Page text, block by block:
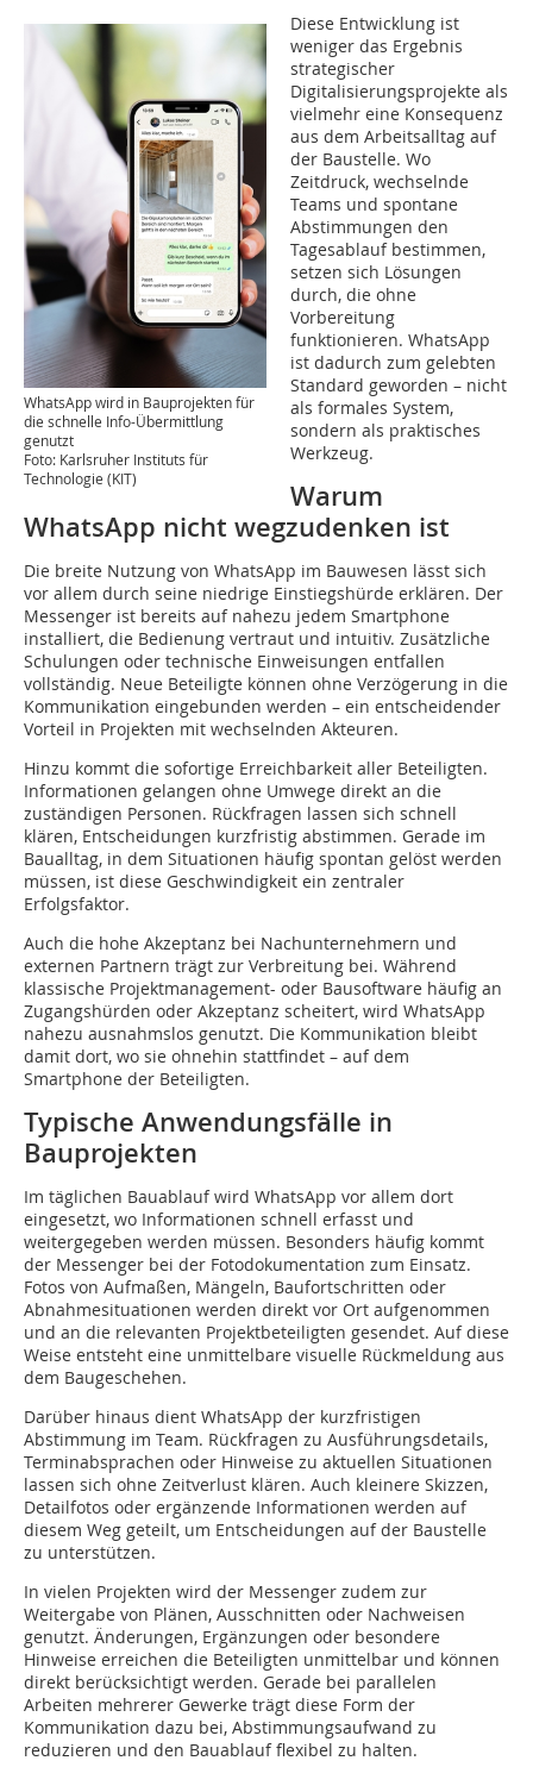
WhatsApp wird in Bauprojekten für
die schnelle Info-Übermittlung
genutzt
Foto: Karlsruher Instituts für
Technologie (KIT)
Diese Entwicklung ist
weniger das Ergebnis
strategischer
Digitalisierungsprojekte als
vielmehr eine Konsequenz
aus dem Arbeitsalltag auf
der Baustelle. Wo
Zeitdruck, wechselnde
Teams und spontane
Abstimmungen den
Tagesablauf bestimmen,
setzen sich Lösungen
durch, die ohne
Vorbereitung
funktionieren. WhatsApp
ist dadurch zum gelebten
Standard geworden – nicht
als formales System,
sondern als praktisches
Werkzeug.
Warum
WhatsApp nicht wegzudenken ist
Die breite Nutzung von WhatsApp im Bauwesen lässt sich
vor allem durch seine niedrige Einstiegshürde erklären. Der
Messenger ist bereits auf nahezu jedem Smartphone
installiert, die Bedienung vertraut und intuitiv. Zusätzliche
Schulungen oder technische Einweisungen entfallen
vollständig. Neue Beteiligte können ohne Verzögerung in die
Kommunikation eingebunden werden – ein entscheidender
Vorteil in Projekten mit wechselnden Akteuren.
Hinzu kommt die sofortige Erreichbarkeit aller Beteiligten.
Informationen gelangen ohne Umwege direkt an die
zuständigen Personen. Rückfragen lassen sich schnell
klären, Entscheidungen kurzfristig abstimmen. Gerade im
Baualltag, in dem Situationen häufig spontan gelöst werden
müssen, ist diese Geschwindigkeit ein zentraler
Erfolgsfaktor.
Auch die hohe Akzeptanz bei Nachunternehmern und
externen Partnern trägt zur Verbreitung bei. Während
klassische Projektmanagement- oder Bausoftware häufig an
Zugangshürden oder Akzeptanz scheitert, wird WhatsApp
nahezu ausnahmslos genutzt. Die Kommunikation bleibt
damit dort, wo sie ohnehin stattfindet – auf dem
Smartphone der Beteiligten.
Typische Anwendungsfälle in
Bauprojekten
Im täglichen Bauablauf wird WhatsApp vor allem dort
eingesetzt, wo Informationen schnell erfasst und
weitergegeben werden müssen. Besonders häufig kommt
der Messenger bei der Fotodokumentation zum Einsatz.
Fotos von Aufmaßen, Mängeln, Baufortschritten oder
Abnahmesituationen werden direkt vor Ort aufgenommen
und an die relevanten Projektbeteiligten gesendet. Auf diese
Weise entsteht eine unmittelbare visuelle Rückmeldung aus
dem Baugeschehen.
Darüber hinaus dient WhatsApp der kurzfristigen
Abstimmung im Team. Rückfragen zu Ausführungsdetails,
Terminabsprachen oder Hinweise zu aktuellen Situationen
lassen sich ohne Zeitverlust klären. Auch kleinere Skizzen,
Detailfotos oder ergänzende Informationen werden auf
diesem Weg geteilt, um Entscheidungen auf der Baustelle
zu unterstützen.
In vielen Projekten wird der Messenger zudem zur
Weitergabe von Plänen, Ausschnitten oder Nachweisen
genutzt. Änderungen, Ergänzungen oder besondere
Hinweise erreichen die Beteiligten unmittelbar und können
direkt berücksichtigt werden. Gerade bei parallelen
Arbeiten mehrerer Gewerke trägt diese Form der
Kommunikation dazu bei, Abstimmungsaufwand zu
reduzieren und den Bauablauf flexibel zu halten.